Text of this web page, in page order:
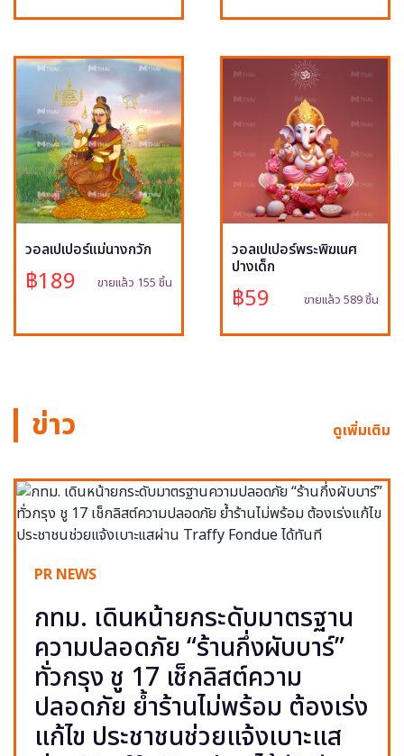
วอลเปเปอร์แม่นางกวัก
฿189 ขายแล้ว 155 ชิ้น
วอลเปเปอร์พระพิฆเนศ
ปางเด็ก
฿59 ขายแล้ว 589 ชิ้น
ข่าว ดูเพิ่มเติม
PR NEWS
กทม. เดินหน้ายกระดับมาตรฐาน
ความปลอดภัย “ร้านกึ่งผับบาร์”
ทั่วกรุง ชู 17 เช็กลิสต์ความ
ปลอดภัย ย้ำร้านไม่พร้อม ต้องเร่ง
แก้ไข ประชาชนช่วยแจ้งเบาะแส